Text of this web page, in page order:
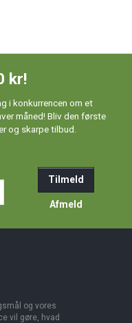
kr!
i konkurrencen om et
måned! Bliv den første
og skarpe tilbud.
Tilmeld
Afmeld
og vores
vil gøre, hvad